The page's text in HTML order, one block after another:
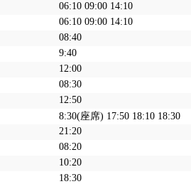
06:10 09:00 14:10
06:10 09:00 14:10
08:40
9:40
12:00
08:30
12:50
8:30(座席) 17:50 18:10 18:30
21:20
08:20
10:20
18:30